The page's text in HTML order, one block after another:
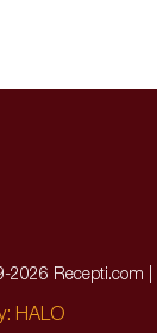
2026 Recepti.com |
HALO